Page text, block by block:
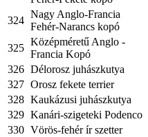
324
Nagy Anglo-Francia
Fehér-Narancs kopó
325
Középméretű Anglo -
Francia Kopó
326 Délorosz juhászkutya
327 Orosz fekete terrier
328 Kaukázusi juhászkutya
329 Kanári-szigeteki Podenco
330 Vörös-fehér ír szetter